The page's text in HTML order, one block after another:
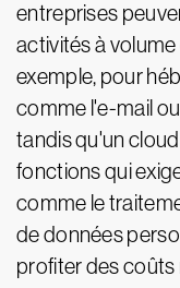
entreprises
activités à volume
exemple, pour
comme l'e-mail
tandis qu'un
fonctions qui
comme le
de données
profiter des